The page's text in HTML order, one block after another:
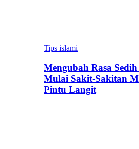
Tips islami
Mengubah Rasa
Mulai Sakit-Sakitan
Pintu Langit